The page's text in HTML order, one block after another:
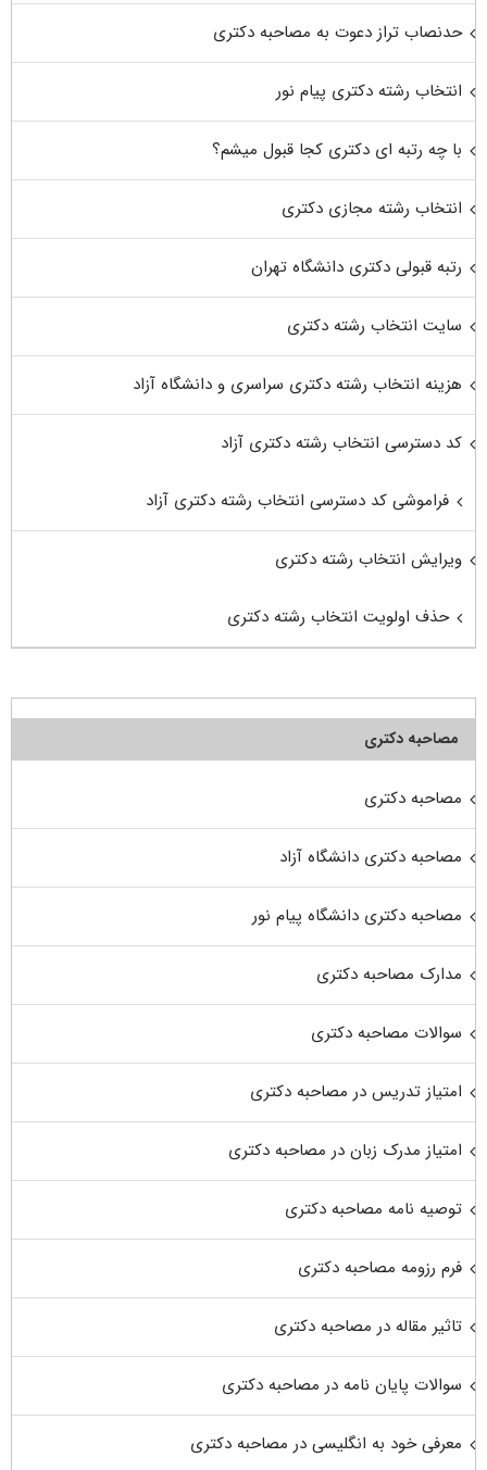
حدنصاب تراز دعوت به مصاحبه دکتری
انتخاب رشته دکتری پیام نور
با چه رتبه ای دکتری کجا قبول میشم؟
انتخاب رشته مجازی دکتری
رتبه قبولی دکتری دانشگاه تهران
سایت انتخاب رشته دکتری
هزینه انتخاب رشته دکتری سراسری و دانشگاه آزاد
کد دسترسی انتخاب رشته دکتری آزاد
فراموشی کد دسترسی انتخاب رشته دکتری آزاد
ویرایش انتخاب رشته دکتری
حذف اولویت انتخاب رشته دکتری
مصاحبه دکتری
مصاحبه دکتری
مصاحبه دکتری دانشگاه آزاد
مصاحبه دکتری دانشگاه پیام نور
مدارک مصاحبه دکتری
سوالات مصاحبه دکتری
امتیاز تدریس در مصاحبه دکتری
امتیاز مدرک زبان در مصاحبه دکتری
توصیه نامه مصاحبه دکتری
فرم رزومه مصاحبه دکتری
تاثیر مقاله در مصاحبه دکتری
سوالات پایان نامه در مصاحبه دکتری
معرفی خود به انگلیسی در مصاحبه دکتری